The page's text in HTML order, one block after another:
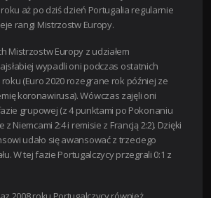
roku aż po dziś dzień Portugalia regularnie
rangi Mistrzostw Europy.
Mistrzostw Europy z udziałem
wypadli oni podczas ostatnich
(Euro 2020 rozegrane rok później ze
koronawirusa). Wówczas zajęli oni
grupowej (z 4 punktami po Pokonaniu
z Niemcami 2:4 i remisie z Francją 2:2). Dzięki
udało się awansować z trzeciego
W tej fazie Portugalczycy przegrali 0:1 z